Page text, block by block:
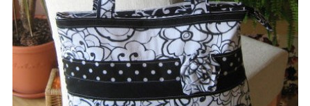
jk-laguna@seznam.cz
© 2025 eStránky.cz